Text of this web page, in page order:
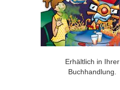
Erhältlich in Ihrer
Buchhandlung.